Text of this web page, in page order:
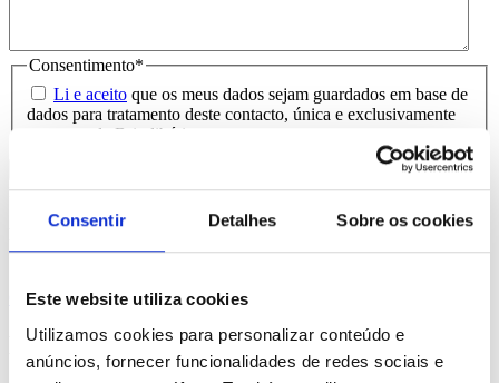
Consentir Detalhes Sobre os cookies
Este website utiliza cookies
Utilizamos cookies para personalizar conteúdo e
anúncios, fornecer funcionalidades de redes sociais e
Consentimento*
Li e aceito que os meus dados sejam guardados em base de
dados para tratamento deste contacto, única e exclusivamente
por parte da Brindibérica.
Entrega prevista entre 5-6 dias úteis
Comprar
Batum